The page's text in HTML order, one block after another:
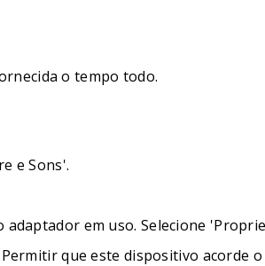
o tempo todo.
e Sons'.
em uso. Selecione
que este dispositivo acorde